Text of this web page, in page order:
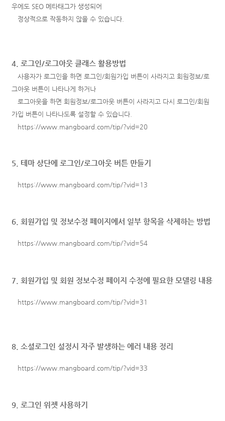
우에도 SEO 메타태그가 생성되어
정상적으로 작동하지 않을 수 있습니다.
4. 로그인/로그아웃 클래스 활용방법
사용자가 로그인을 하면 로그인/회원가입 버튼이 사라지고 회원정보/로
그아웃 버튼이 나타나게 하거나
로그아웃을 하면 회원정보/로그아웃 버튼이 사라지고 다시 로그인/회원
가입 버튼이 나타나도록 설정할 수 있습니다.
https://www.mangboard.com/tip/?vid=20
5. 테마 상단에 로그인/로그아웃 버튼 만들기
https://www.mangboard.com/tip/?vid=13
6. 회원가입 및 정보수정 페이지에서 일부 항목을 삭제하는 방법
https://www.mangboard.com/tip/?vid=54
7. 회원가입 및 회원 정보수정 페이지 수정에 필요한 모델링 내용
https://www.mangboard.com/tip/?vid=31
8. 소셜로그인 설정시 자주 발생하는 에러 내용 정리
https://www.mangboard.com/tip/?vid=33
9. 로그인 위젯 사용하기